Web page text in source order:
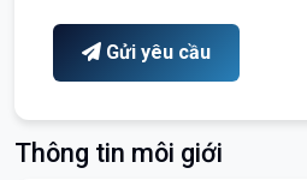
Gửi yêu cầu
Thông tin môi giới